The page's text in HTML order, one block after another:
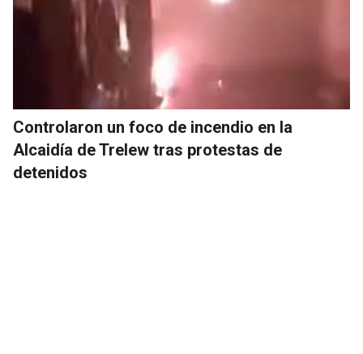
Controlaron un foco de incendio en la
Alcaidía de Trelew tras protestas de
detenidos